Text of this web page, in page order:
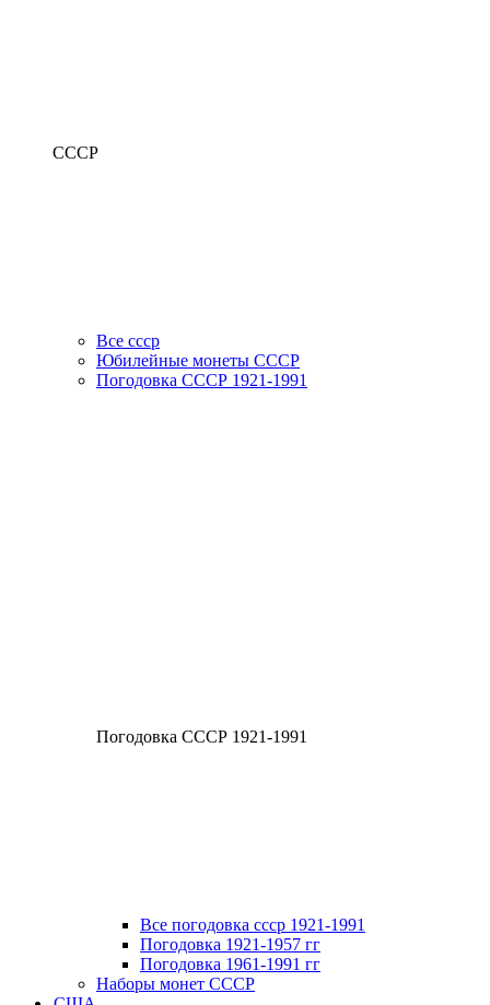
СССР
Все ссср
Юбилейные монеты СССР
Погодовка СССР 1921-1991
Погодовка СССР 1921-1991
Все погодовка ссср 1921-1991
Погодовка 1921-1957 гг
Погодовка 1961-1991 гг
Наборы монет СССР